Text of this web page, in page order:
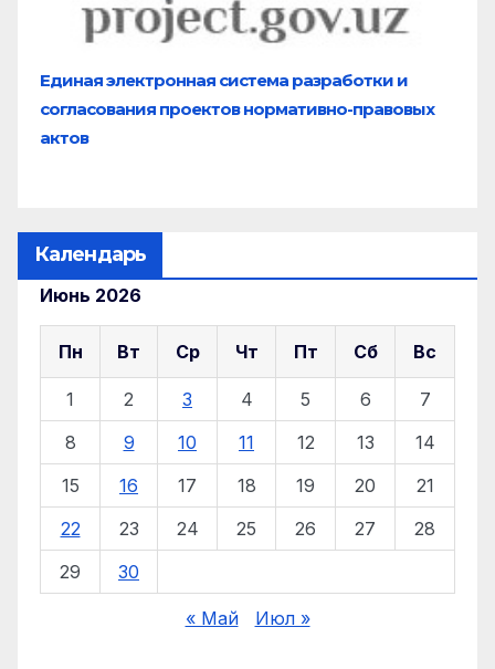
Единая электронная система разработки и
согласования проектов нормативно-правовых
актов
Календарь
Июнь 2026
Пн Вт Ср Чт Пт Сб Вс
1 2 3 4 5 6
7
8
9 10 11 12 13
14
15
16 17 18 19 20
21
22
23 24 25 26 27
28
29
30
« Май Июл »